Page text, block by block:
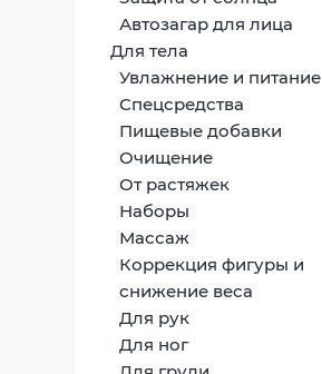
Автозагар для лица
Для тела
Увлажнение и питание
Спецсредства
Пищевые добавки
Очищение
От растяжек
Наборы
Массаж
Коррекция фигуры и
снижение веса
Для рук
Для ног